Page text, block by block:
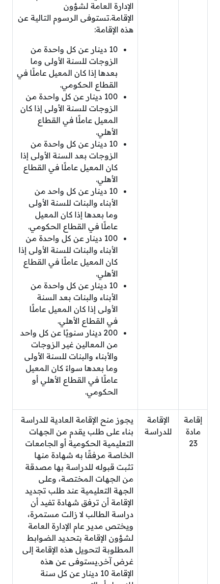
الإدارة العامة لشؤون
الإقامة.تستوفى الرسوم التالية عن
هذه الإقامة:
10 دينار عن كل واحدة من
الزوجات للسنة الأولى وما
بعدها إذا كان المعيل عاملًا في
القطاع الحكومي.
100 دينار عن كل واحدة من
الزوجات للسنة الأولى إذا كان
المعيل عاملًا في القطاع
الأهلي.
10 دينار عن كل واحدة من
الزوجات بعد السنة الأولى إذا
كان المعيل عاملًا في القطاع
الأهلي.
10 دينار عن كل واحد من
الأبناء والبنات للسنة الأولى
وما بعدها إذا كان المعيل
عاملًا في القطاع الحكومي.
100 دينار عن كل واحدة من
الأبناء والبنات للسنة الأولى إذا
كان المعيل عاملًا في القطاع
الأهلي.
10 دينار عن كل واحدة من
الأبناء والبنات بعد السنة
الأولى إذا كان المعيل عاملًا
في القطاع الأهلي.
200 دينار سنويًا عن كل واحد
من المعالين غير الزوجات
والأبناء والبنات للسنة الأولى
وما بعدها سواءً كان المعيل
عاملًا في القطاع الأهلي أو
الحكومي.
إقامة
مادة
23
الإقامة
للدراسة
يجوز منح الإقامة العادية للدراسة
بناء على طلب يقدم من الجهات
التعليمية الحكومية أو الجامعات
الخاصة مرفقًا به شهادة منها
تثبت قبوله للدراسة بها مصدقة
من الجهات المختصة، وعلى
الجهة التعليمية عند طلب تجديد
الإقامة أن ترفق شهادة تفيد أن
دراسة الطالب لا زالت مستمرة،
ويختص مدير عام الإدارة العامة
لشؤون الإقامة بتحديد الضوابط
المطلوبة لتحويل هذه الإقامة إلى
غرض آخر.يستوفى عن هذه
الإقامة 10 دينار عن كل سنة